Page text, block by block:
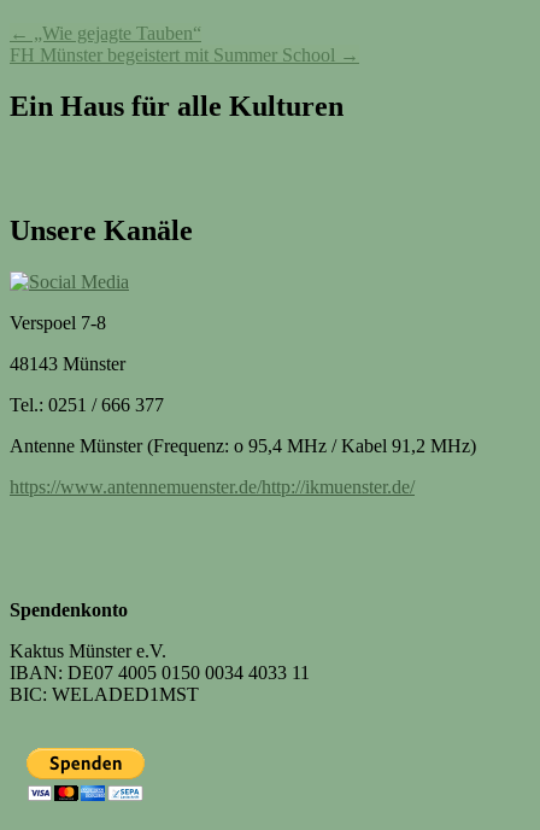
← „Wie gejagte Tauben“
FH Münster begeistert mit Summer School →
Ein Haus für alle Kulturen
Unsere Kanäle
Verspoel 7-8
48143 Münster
Tel.: 0251 / 666 377
Antenne Münster (Frequenz: o 95,4 MHz / Kabel 91,2 MHz)
https://www.antennemuenster.de/http://ikmuenster.de/
Spendenkonto
Kaktus Münster e.V.
IBAN: DE07 4005 0150 0034 4033 11
BIC: WELADED1MST